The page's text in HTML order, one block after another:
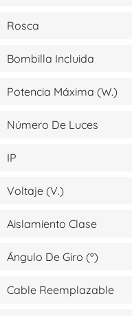
Rosca
Bombilla Incluida
Potencia Máxima (W.)
Número De Luces
IP
Voltaje (V.)
Aislamiento Clase
Ángulo De Giro (º)
Cable Reemplazable